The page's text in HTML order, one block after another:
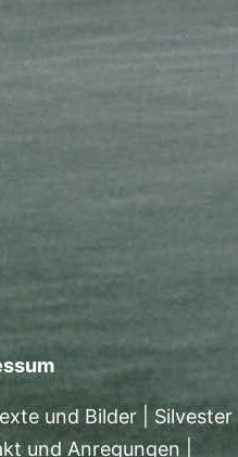
und Bilder | Silvester
und Anregungen |